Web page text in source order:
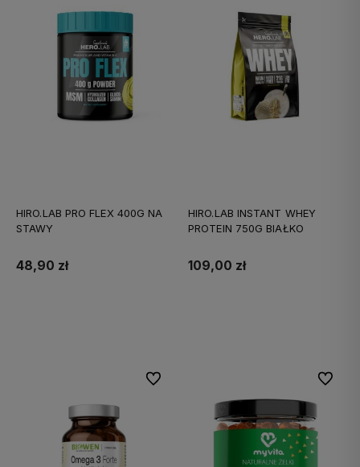
HIRO.LAB PRO FLEX 400G NA
STAWY
48,90 zł
HIRO.LAB INSTANT WHEY
PROTEIN 750G BIAŁKO
109,00 zł
Do ulubionych Do